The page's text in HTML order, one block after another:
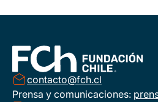
contacto@fch.cl
Prensa y comunicaciones: